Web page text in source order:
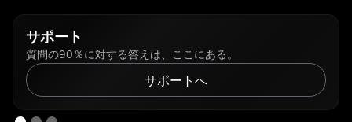
サポート
質問の90％に対する答えは、ここにある。
サポートへ